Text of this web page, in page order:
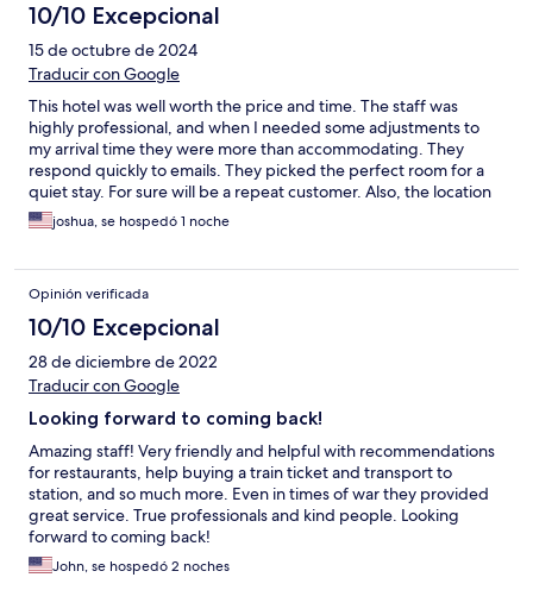
10/10 Excepcional
15 de octubre de 2024
Traducir con Google
This hotel was well worth the price and time. The staff was
highly professional, and when I needed some adjustments to
my arrival time they were more than accommodating. They
respond quickly to emails. They picked the perfect room for a
quiet stay. For sure will be a repeat customer. Also, the location
is ideal for quick access to local historical sites and good
restaurants.
joshua, se hospedó 1 noche
Opinión verificada
10/10 Excepcional
28 de diciembre de 2022
Traducir con Google
Looking forward to coming back!
Amazing staff! Very friendly and helpful with recommendations
for restaurants, help buying a train ticket and transport to
station, and so much more. Even in times of war they provided
great service. True professionals and kind people. Looking
forward to coming back!
John, se hospedó 2 noches